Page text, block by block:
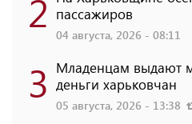
2 пассажиров
04 августа, 2026 - 08:11
3 Младенцам выдают
деньги харьковчан
05 августа, 2026 - 13:38